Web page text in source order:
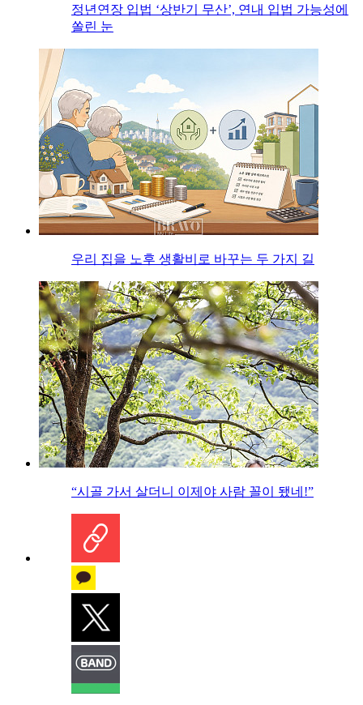
정년연장 입법 ‘상반기 무산’, 연내 입법 가능성에
쏠린 눈
우리 집을 노후 생활비로 바꾸는 두 가지 길
“시골 가서 살더니 이제야 사람 꼴이 됐네!”